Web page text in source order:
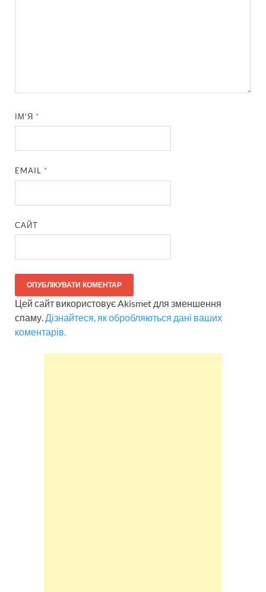
ІМ'Я *
EMAIL *
САЙТ
Цей сайт використовує Akismet для зменшення
спаму.Дізнайтеся, як обробляються дані ваших
коментарів.